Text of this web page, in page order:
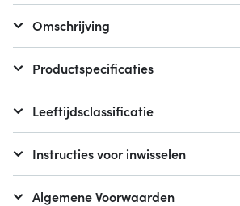
Omschrijving
Productspecificaties
Leeftijdsclassificatie
Instructies voor inwisselen
Algemene Voorwaarden